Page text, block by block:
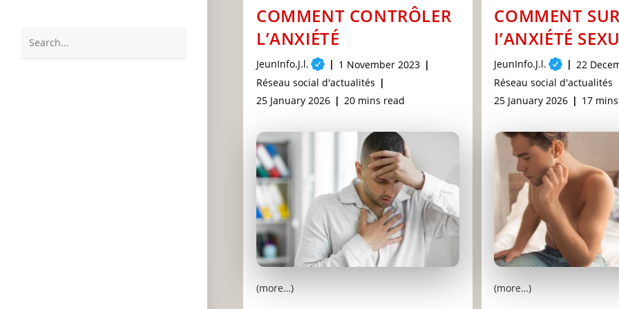
COMMENT CONTRÔLER
L’ANXIÉTÉ
Post
author:
JeunInfo.J.l.
Post
published:
1 November 2023
Post
category:
Réseau social d'actualités
Post
modified:
25 January 2026
Reading
20 mins read
(more…)
COMMENT
I’ANXIÉTÉ
Post
author:
JeunInfo.J.l.
Post
22
Post
category:
Réseau social d'actualités
Post
modified:
25 January 2026
Reading
17
(more…)